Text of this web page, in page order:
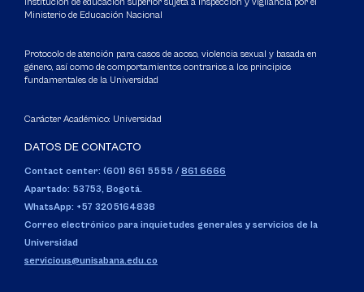
Ministerio de Educación Nacional
Protocolo de atención para casos de acoso, violencia sexual y basada en
género, así como de comportamientos contrarios a los principios
fundamentales de la Universidad
Carácter Académico: Universidad
DATOS DE CONTACTO
Contact center: (601) 861 5555 / 861 6666
Apartado: 53753, Bogotá.
WhatsApp: +57 3205164838
Correo electrónico para inquietudes generales y servicios de la
Universidad
servicious@unisabana.edu.co